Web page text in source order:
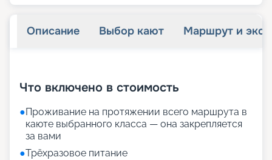
Описание Выбор кают Маршрут и
Что включено в стоимость
●Проживание на протяжении всего маршрута в
каюте выбранного класса — она закрепляется
за вами
●Трёхразовое питание